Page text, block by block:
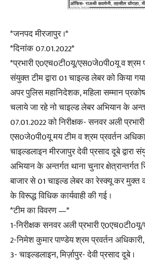
*जनपद मीरजापुर ।*
*दिनांक 07.01.2022*
*प्रभारी ए0एच0टी0यू/एस0जे0पी0यू व श्रम
संयुक्त टीम द्वारा 01 चाइल्ड लेबर को किया
अपर पुलिस महानिदेशक, महिला सम्मान
चलाये जा रहे नो चाइल्ड लेबर अभियान के
07.01.2022 को निरीक्षक- सनवर अली
एस0जे0पी0यू मय टीम व श्रम प्रवर्तन
चाइल्डलाइन मीरजापुर देवी प्रसाद दूबे
अभियान के अन्तर्गत थाना चुनार
बाजार से 01 चाइल्ड लेबर का रेस्क्यू कर मुक्त
के विरूद्ध विधिक कार्यवाही की गई ।
*टीम का विवरण —*
1-निरीक्षक सनवर अली प्रभारी
2-निमेश कुमार पाण्डेय श्रम प्रवर्तन अधिकारी,
3- चाइल्डलाइन, मिर्ज़ापुर- देवी प्रसाद दूबे ।